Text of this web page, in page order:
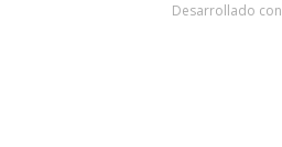
Desarrollado con